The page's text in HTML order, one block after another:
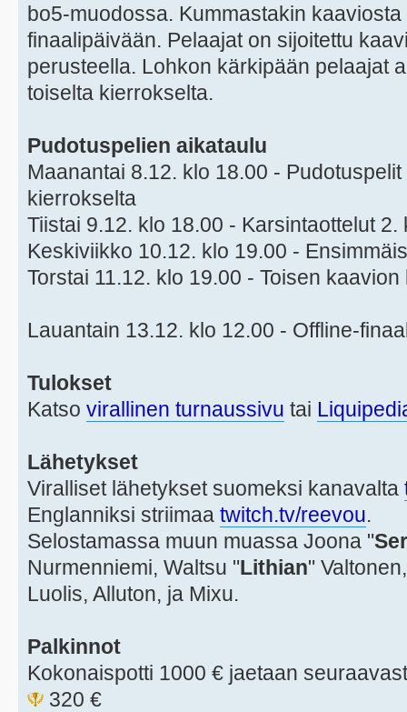
bo5-muodossa. Kummastakin
finaalipäivään. Pelaajat on sijoitettu
perusteella. Lohkon kärkipään pelaajat
toiselta kierrokselta.
Pudotuspelien aikataulu
Maanantai 8.12. klo 18.00 -
kierrokselta
Tiistai 9.12. klo 18.00 - Karsintaottelut 2.
Keskiviikko 10.12. klo 19.00 -
Torstai 11.12. klo 19.00 - Toisen
Lauantain 13.12. klo 12.00 - Offline-
Tulokset
Katso virallinen turnaussivu tai
Lähetykset
Viralliset lähetykset suomeksi kanavalta
Englanniksi striimaa twitch.tv/reevou.
Selostamassa muun muassa Joona "
Nurmenniemi, Waltsu "Lithian"
Luolis, Alluton, ja Mixu.
Palkinnot
Kokonaispotti 1000 € jaetaan
320 €